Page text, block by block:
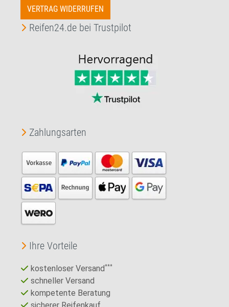
VERTRAG WIDERRUFEN
Reifen24.de bei Trustpilot
Zahlungsarten
Ihre Vorteile
kostenloser Versand***
schneller Versand
kompetente Beratung